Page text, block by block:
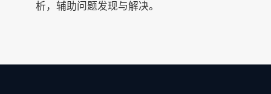
析，辅助问题发现与解决。